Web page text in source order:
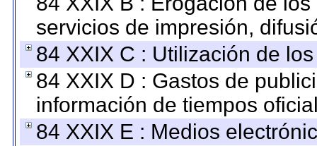
servicios de impresión,
84 XXIX C : Utilización de
84 XXIX D : Gastos de
información de tiempos
84 XXIX E : Medios